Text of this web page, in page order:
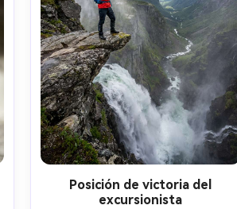
Posición de victoria del
excursionista